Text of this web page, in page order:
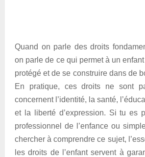
Quand on parle des droits
on parle de ce qui permet à un enfant
protégé et de se construire dans de
En pratique, ces droits ne sont
concernent l’identité, la santé,
et la liberté d’expression. Si tu es
professionnel de l’enfance ou
chercher à comprendre ce sujet,
les droits de l’enfant servent à